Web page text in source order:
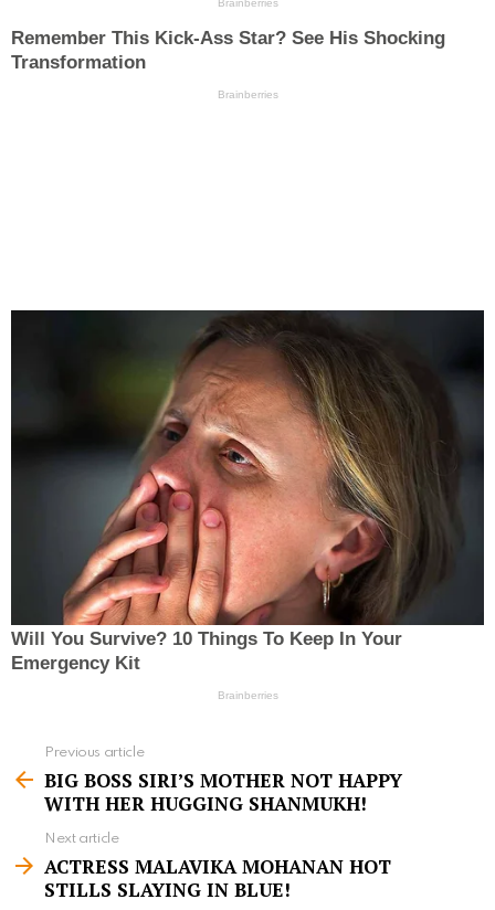
e
m
Previous article
BIG BOSS SIRI’S MOTHER NOT HAPPY
WITH HER HUGGING SHANMUKH!
Next article
ACTRESS MALAVIKA MOHANAN HOT
STILLS SLAYING IN BLUE!